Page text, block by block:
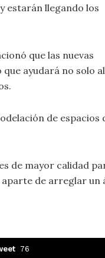
estarán llegando los
que las nuevas
ayudará no solo al
de espacios
de mayor calidad
aparte de arreglar un
76